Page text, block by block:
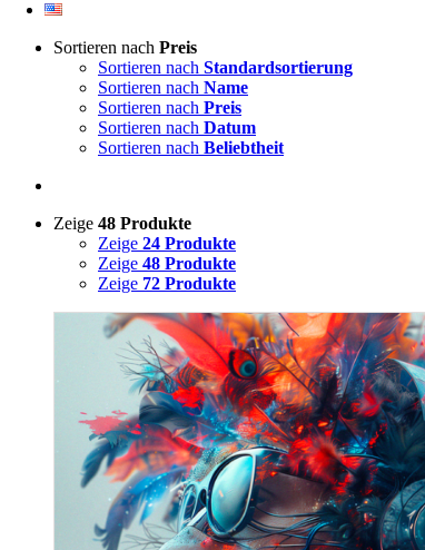
Sortieren nach Preis
Sortieren nach Standardsortierung
Sortieren nach Name
Sortieren nach Preis
Sortieren nach Datum
Sortieren nach Beliebtheit
Zeige 48 Produkte
Zeige 24 Produkte
Zeige 48 Produkte
Zeige 72 Produkte